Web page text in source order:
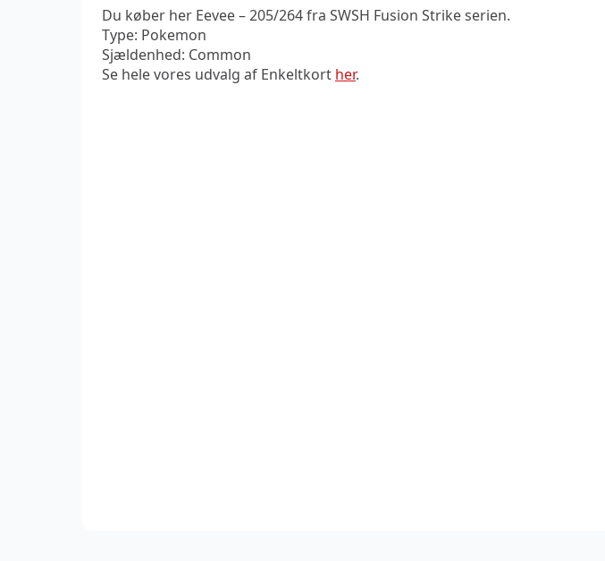
Du køber her Eevee – 205/264 fra SWSH Fusion Strike serien.
Type: Pokemon
Sjældenhed: Common
Se hele vores udvalg af Enkeltkort her.